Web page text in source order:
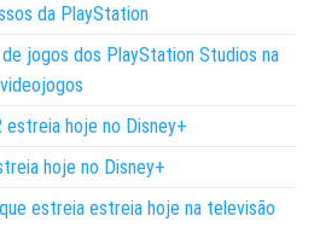
da PlayStation
jogos dos PlayStation Studios na
estreia hoje no Disney+
hoje no Disney+
estreia estreia hoje na televisão